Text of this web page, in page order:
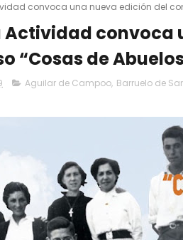
convoca una nueva edición del
Actividad convoca
“Cosas de
Aguilar de Campoo, Barruelo de